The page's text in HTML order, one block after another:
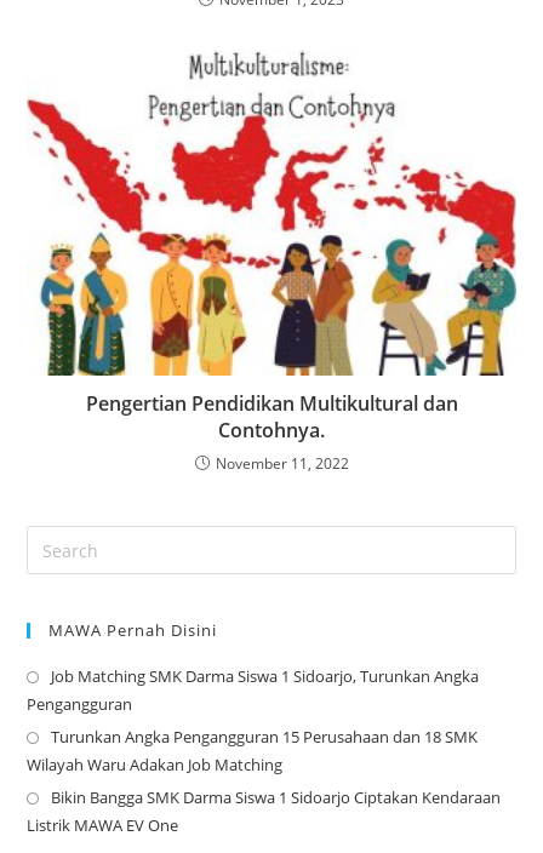
Pengertian Pendidikan Multikultural dan
Contohnya.
November 11, 2022
MAWA Pernah Disini
Job Matching SMK Darma Siswa 1 Sidoarjo, Turunkan Angka
Pengangguran
Turunkan Angka Pengangguran 15 Perusahaan dan 18 SMK
Wilayah Waru Adakan Job Matching
Bikin Bangga SMK Darma Siswa 1 Sidoarjo Ciptakan Kendaraan
Listrik MAWA EV One